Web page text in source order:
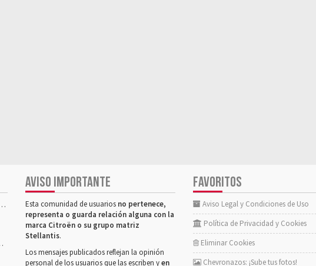
AVISO IMPORTANTE
Esta comunidad de usuarios no pertenece,
representa o guarda relación alguna con la
marca Citroën o su grupo matriz
Stellantis.
Los mensajes publicados reflejan la opinión
personal de los usuarios que las escriben yen
FAVORITOS
Aviso Legal y Condiciones de Uso
Política de Privacidad y Cookies
Eliminar Cookies
Chevronazos: ¡Sube tus fotos!